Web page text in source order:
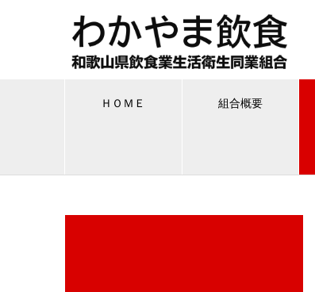
ＨＯＭＥ 組合概要